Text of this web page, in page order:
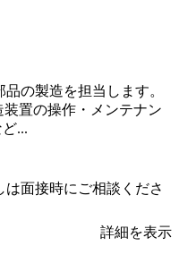
の製造を担当します。
装置の操作・メンテナン
...
面接時にご相談くださ
詳細を表示